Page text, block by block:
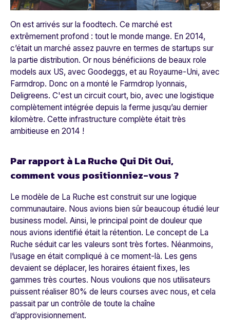
On est arrivés sur la foodtech. Ce marché est
extrêmement profond : tout le monde mange. En 2014,
c’était un marché assez pauvre en termes de startups sur
la partie distribution. Or nous bénéficiions de beaux role
models aux US, avec Goodeggs, et au Royaume-Uni, avec
Farmdrop. Donc on a monté le Farmdrop lyonnais,
Deligreens. C'est un circuit court, bio, avec une logistique
complètement intégrée depuis la ferme jusqu’au dernier
kilomètre. Cette infrastructure complète était très
ambitieuse en 2014 !
Par rapport à La Ruche Qui Dit Oui,
comment vous positionniez-vous ?
Le modèle de La Ruche est construit sur une logique
communautaire. Nous avions bien sûr beaucoup étudié leur
business model. Ainsi, le principal point de douleur que
nous avions identifié était la rétention. Le concept de La
Ruche séduit car les valeurs sont très fortes. Néanmoins,
l’usage en était compliqué à ce moment-là. Les gens
devaient se déplacer, les horaires étaient fixes, les
gammes très courtes. Nous voulions que nos utilisateurs
puissent réaliser 80% de leurs courses avec nous, et cela
passait par un contrôle de toute la chaîne
d’approvisionnement.